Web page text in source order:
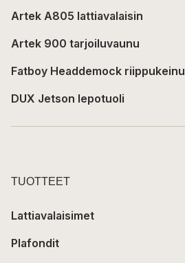
Artek A805 lattiavalaisin
Artek 900 tarjoiluvaunu
Fatboy Headdemock riippukeinu
DUX Jetson lepotuoli
TUOTTEET
Lattiavalaisimet
Plafondit